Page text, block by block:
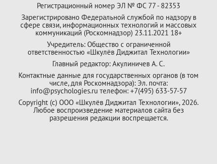
Регистрационный номер ЭЛ № ФС 77 - 82353
Зарегистрировано Федеральной службой по надзору в
сфере связи, информационных технологий и массовых
коммуникаций (Роскомнадзор) 23.11.2021 18+
Учредитель: Общество с ограниченной
ответственностью «Шкулёв Диджитал Технологии»
Главный редактор: Акулиничев А. С.
Контактные данные для государственных органов (в том
числе, для Роскомнадзора): Эл. почта:
info@psychologies.ru телефон: +7(495) 633-57-57
Copyright (с) ООО «Шкулёв Диджитал Технологии», 2026.
Любое воспроизведение материалов сайта без
разрешения редакции воспрещается.